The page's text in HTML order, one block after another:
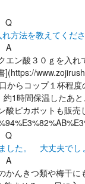
Q
方法を教えてくださ
A
ン酸３０ｇを入
コップ１杯程
1時間保温した
ピカポットも販
Q
した。 大丈夫でし
A
きつ類や梅干